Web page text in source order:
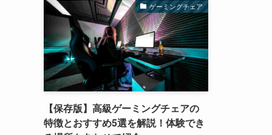
ゲーミングチェア
【保存版】高級ゲーミングチェアの
特徴とおすすめ5選を解説！体験でき